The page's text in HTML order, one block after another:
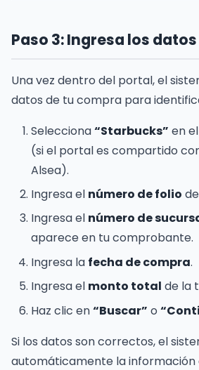
Paso 3: Ingresa los
Una vez dentro del portal, el
datos de tu compra para
Selecciona“Starbucks” en
(si el portal es compartido
Alsea).
Ingresa el número de folio
Ingresa el número de
aparece en tu comprobante.
Ingresa la fecha de compra.
Ingresa el monto total de la
Haz clic en“Buscar” o
Si los datos son correctos, el
automáticamente la información